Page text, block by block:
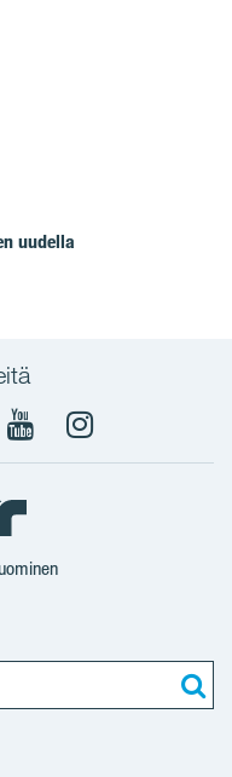
uudella
YIT
Corporation
Instagram